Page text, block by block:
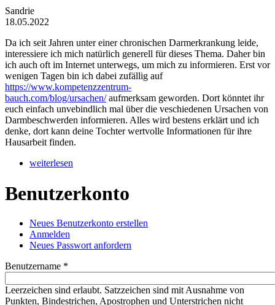
Sandrie
18.05.2022
Da ich seit Jahren unter einer chronischen Darmerkrankung leide,
interessiere ich mich natürlich generell für dieses Thema. Daher bin
ich auch oft im Internet unterwegs, um mich zu informieren. Erst vor
wenigen Tagen bin ich dabei zufällig auf
https://www.kompetenzzentrum-
bauch.com/blog/ursachen/aufmerksam geworden. Dort könntet ihr
euch einfach unvebindlich mal über die veschiedenen Ursachen von
Darmbeschwerden informieren. Alles wird bestens erklärt und ich
denke, dort kann deine Tochter wertvolle Informationen für ihre
Hausarbeit finden.
weiterlesen
Benutzerkonto
Haupt-Reiter
Neues Benutzerkonto erstellen
Anmelden
Neues Passwort anfordern
Benutzername *
Leerzeichen sind erlaubt. Satzzeichen sind mit Ausnahme von
Punkten, Bindestrichen, Apostrophen und Unterstrichen nicht